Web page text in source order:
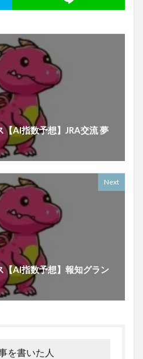
AI指数予想】JRA交流 夢
Next
【AI指数予想】報知グラン
を書いた人